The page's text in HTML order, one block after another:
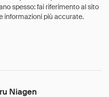
Niagen